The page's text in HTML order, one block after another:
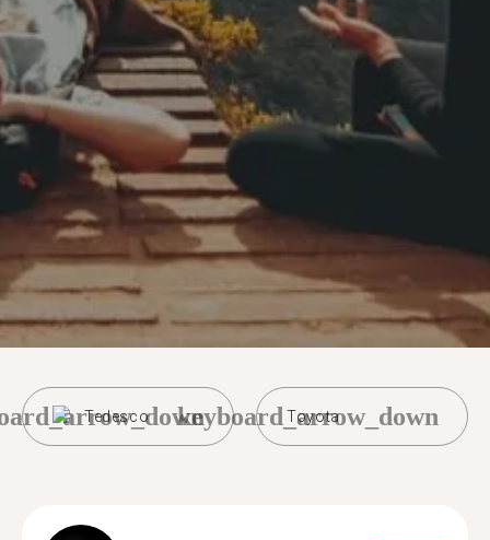
Tedesco Toyota
keyboard_arrow_down